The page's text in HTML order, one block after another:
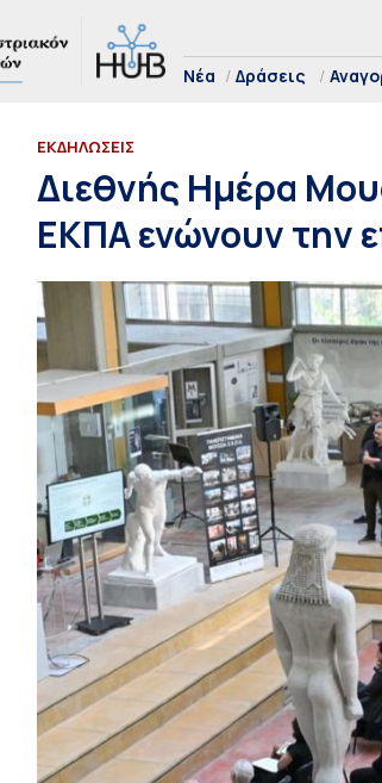
Νέα Δράσεις
ΕΚΔΗΛΩΣΕΙΣ
Διεθνής Ημέρα
ΕΚΠΑ ενώνουν την